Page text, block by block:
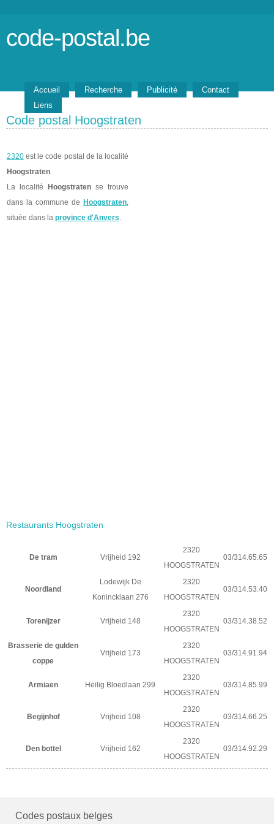
code-postal.be
Accueil Recherche Publicité
Contact
Liens
Code postal Hoogstraten
2320 est le code postal de la localité
Hoogstraten.
La localité
Hoogstraten se trouve
dans la commune de Hoogstraten,
située dans la province d'Anvers.
Restaurants Hoogstraten
De tram Vrijheid 192
2320
HOOGSTRATEN
03/314.65.65
Noordland
Lodewijk De
Konincklaan 276
2320
HOOGSTRATEN
03/314.53.40
Torenijzer Vrijheid 148
2320
HOOGSTRATEN
03/314.38.52
Brasserie de gulden
coppe
Vrijheid 173
2320
HOOGSTRATEN
03/314.91.94
Armiaen Heilig Bloedlaan 299
2320
HOOGSTRATEN
03/314.85.99
Begijnhof Vrijheid 108
2320
HOOGSTRATEN
03/314.66.25
Den bottel Vrijheid 162
2320
HOOGSTRATEN
03/314.92.29
Codes postaux belges